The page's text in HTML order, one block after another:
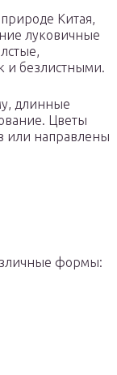
Китая,
луковичные
и безлистными.
длинные
Цветы
или направлены
формы: